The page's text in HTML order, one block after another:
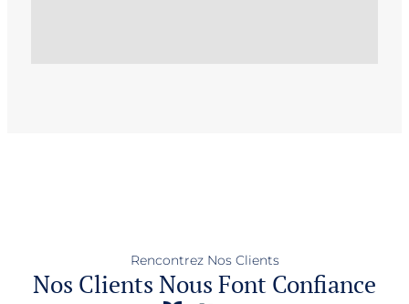
Rencontrez Nos Clients
Nos Clients Nous Font Confiance